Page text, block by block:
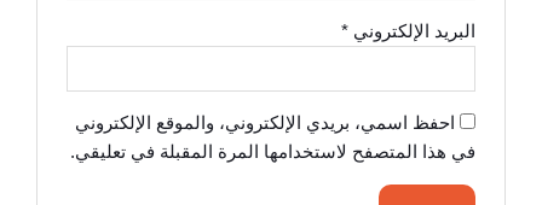
البريد الإلكتروني*
احفظ اسمي، بريدي الإلكتروني، والموقع الإلكتروني
في هذا المتصفح لاستخدامها المرة المقبلة في تعليقي.